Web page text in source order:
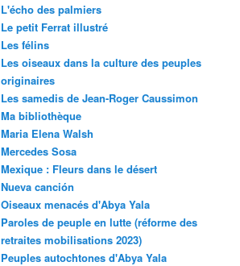
L'écho des palmiers
Le petit Ferrat illustré
Les félins
Les oiseaux dans la culture des peuples
originaires
Les samedis de Jean-Roger Caussimon
Ma bibliothèque
Maria Elena Walsh
Mercedes Sosa
Mexique : Fleurs dans le désert
Nueva canción
Oiseaux menacés d'Abya Yala
Paroles de peuple en lutte (réforme des
retraites mobilisations 2023)
Peuples autochtones d'Abya Yala